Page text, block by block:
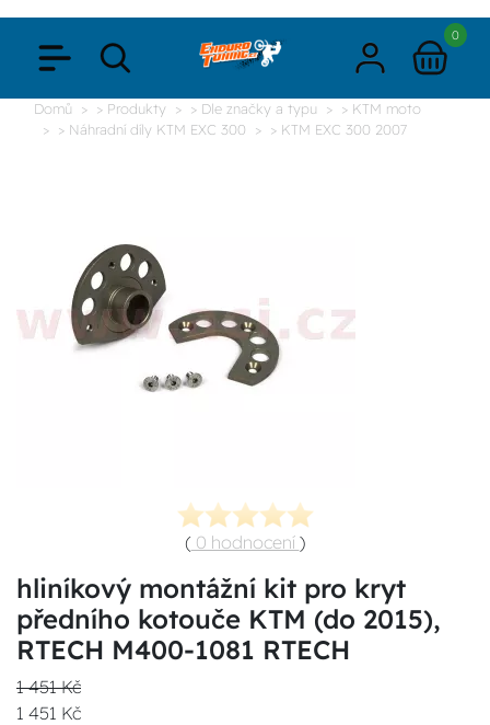
0
Domů > Produkty > Dle značky a typu
> KTM moto
> Náhradní díly KTM EXC 300
> KTM EXC 300 2007
( 0 hodnocení )
hliníkový montážní kit pro kryt
předního kotouče KTM (do 2015),
RTECH M400-1081 RTECH
1 451 Kč
1 451 Kč